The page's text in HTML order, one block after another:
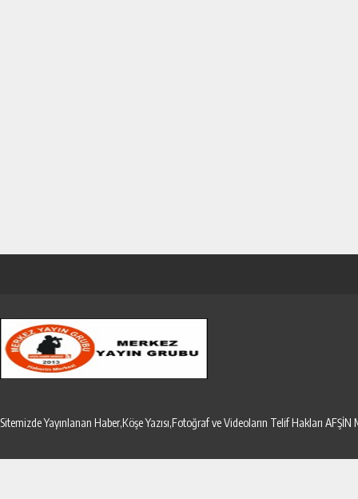
Sitemizde Yayınlanan Haber,Köşe Yazısı,Fotoğraf ve Videoların Telif Hakları